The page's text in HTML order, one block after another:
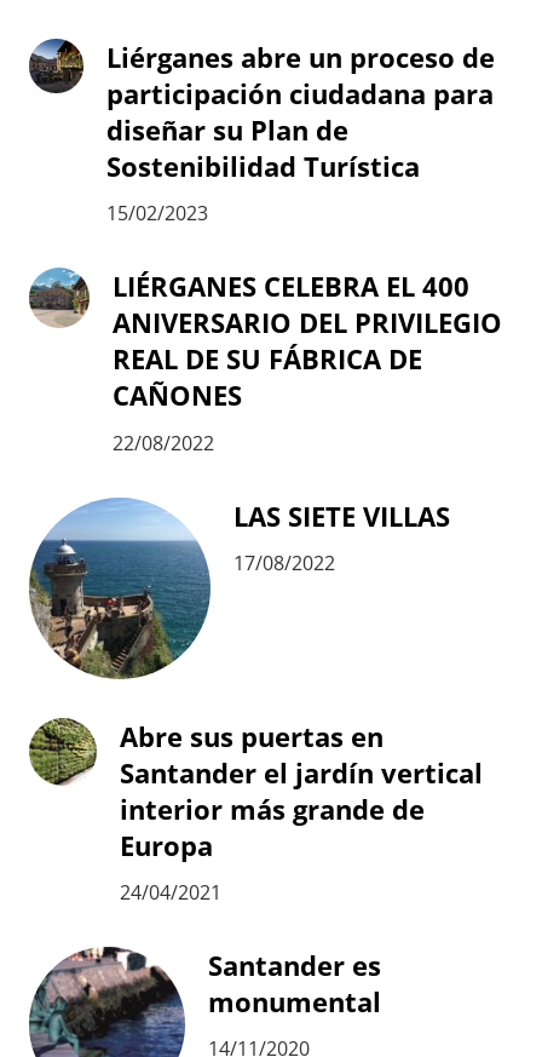
Liérganes abre un proceso de
participación ciudadana para
diseñar su Plan de
Sostenibilidad Turística
15/02/2023
LIÉRGANES CELEBRA EL 400
ANIVERSARIO DEL PRIVILEGIO
REAL DE SU FÁBRICA DE
CAÑONES
22/08/2022
LAS SIETE VILLAS
17/08/2022
Abre sus puertas en
Santander el jardín vertical
interior más grande de
Europa
24/04/2021
Santander es
monumental
14/11/2020